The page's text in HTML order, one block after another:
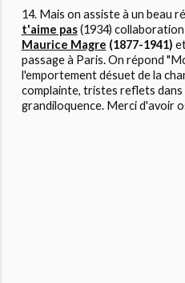
Mais on assiste à un beau
t'aime pas(1934) collaboration
Maurice Magre (1877-1941)
passage à Paris. On répond
l'emportement désuet de la
complainte, tristes reflets dans
grandiloquence. Merci d'avoir